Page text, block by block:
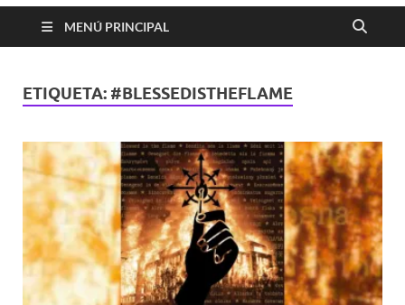
MENÚ PRINCIPAL
ETIQUETA: #BLESSEDISTHEFLAME